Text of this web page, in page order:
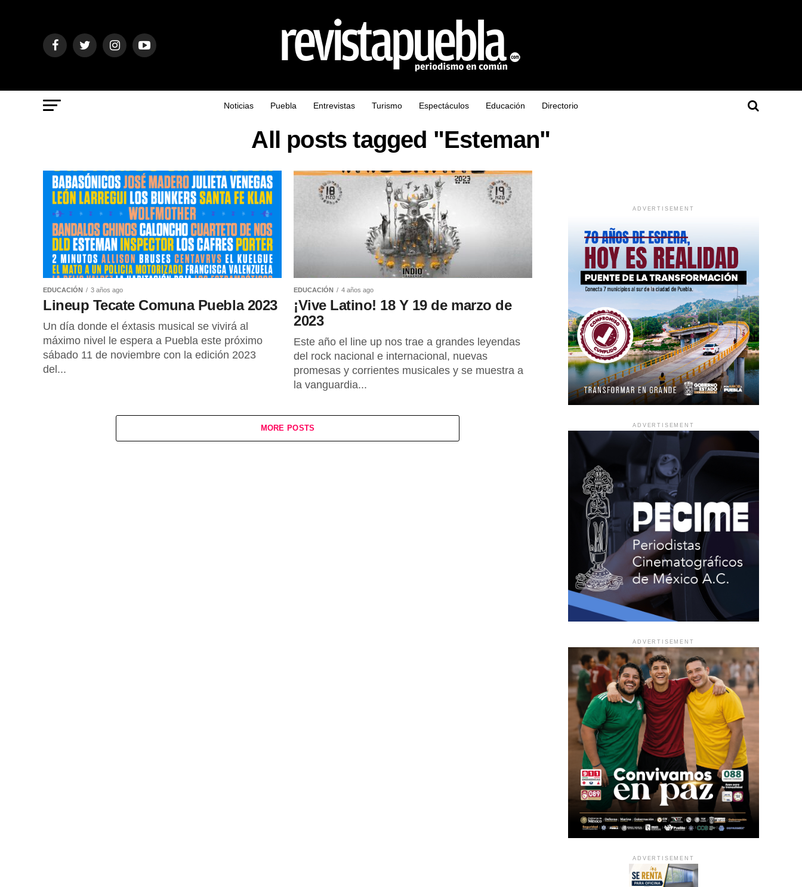
Noticias Puebla Entrevistas Turismo Espectáculos Educación Directorio
All posts tagged "Esteman"
EDUCACIÓN 3 años ago
Lineup Tecate Comuna Puebla 2023
Un día donde el éxtasis musical se vivirá al
máximo nivel le espera a Puebla este próximo
sábado 11 de noviembre con la edición 2023
del...
EDUCACIÓN 4 años ago
¡Vive Latino! 18 Y 19 de marzo de
2023
Este año el line up nos trae a grandes leyendas
del rock nacional e internacional, nuevas
promesas y corrientes musicales y se muestra a
la vanguardia...
MORE POSTS
ADVERTISEMENT
ADVERTISEMENT
ADVERTISEMENT
ADVERTISEMENT